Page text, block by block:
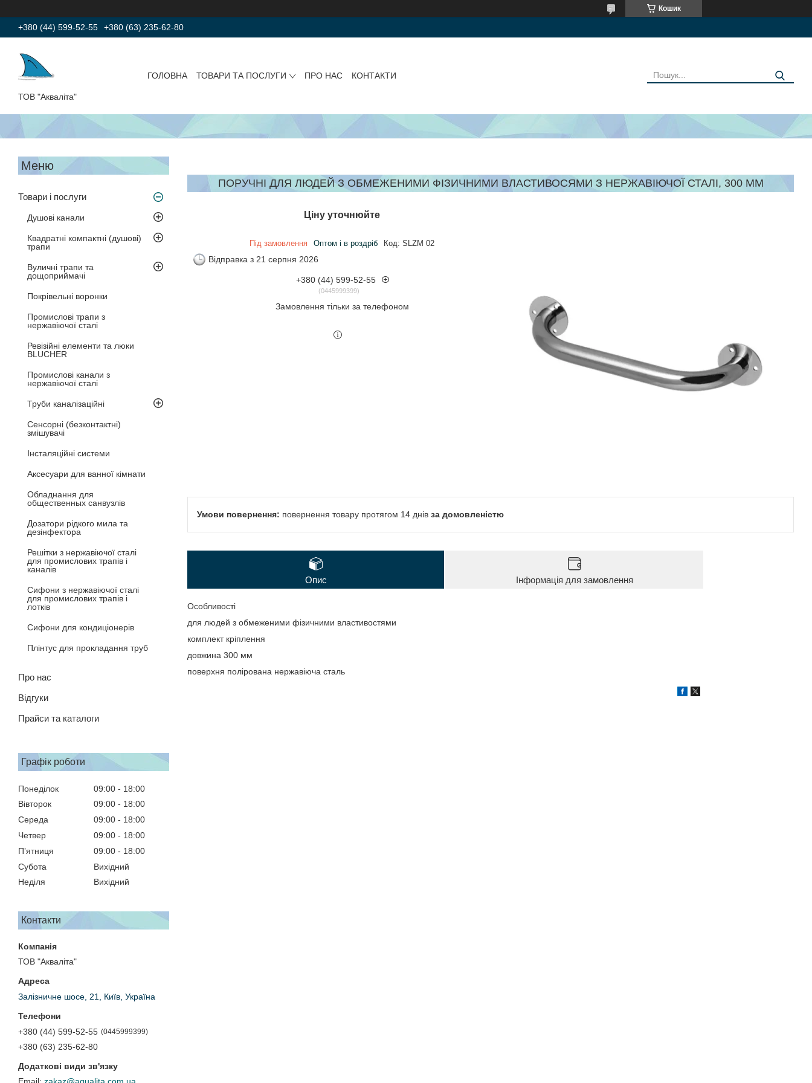
Кошик
+380 (44) 599-52-55 +380 (63) 235-62-80
ТОВ "Акваліта"
ГОЛОВНА ТОВАРИ ТА ПОСЛУГИ ПРО НАС КОНТАКТИ
Товари і послуги
Душові канали
Квадратні компактні (душові)
трапи
Вуличні трапи та
дощоприймачі
Покрівельні воронки
Промислові трапи з
нержавіючої сталі
Ревізійні елементи та люки
BLUCHER
Промислові канали з
нержавіючої сталі
Труби каналізаційні
Сенсорні (безконтактні)
змішувачі
Інсталяційні системи
Аксесуари для ванної кімнати
Обладнання для
общественных санвузлів
Дозатори рідкого мила та
дезінфектора
Решітки з нержавіючої сталі
для промислових трапів і
каналів
Сифони з нержавіючої сталі
для промислових трапів і
лотків
Сифони для кондиціонерів
Плінтус для прокладання труб
Про нас
Відгуки
Прайси та каталоги
Графік роботи
Понеділок 09:00
18:00
Вівторок
09:00
18:00
Середа
09:00
18:00
Четвер
09:00
18:00
Пʼятниця
09:00
18:00
Субота
Вихідний
Неділя
Вихідний
Контакти
ТОВ "Акваліта"
Залізничне шосе, 21, Київ, Україна
+380 (44) 599-52-55 0445999399
+380 (63) 235-62-80
ПОРУЧНІ ДЛЯ ЛЮДЕЙ З ОБМЕЖЕНИМИ ФІЗИЧНИМИ ВЛАСТИВОСЯМИ З НЕРЖАВІЮЧОЇ СТАЛІ, 300 ММ
Ціну уточнюйте
Під замовлення Оптом і в роздріб Код: SLZM 02
Відправка з 21 серпня 2026
+380 (44) 599-52-55
0445999399
Замовлення тільки за телефоном
повернення товару протягом 14 днів за домовленістю
Опис Інформація для замовлення
Особливості
для людей з обмеженими фізичними властивостями
комплект кріплення
довжина 300 мм
поверхня полірована нержавіюча сталь